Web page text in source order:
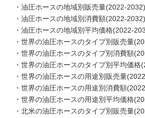
・油圧ホースの地域別販売量(2022-2032)
・油圧ホースの地域別消費額(2022-2032)
・油圧ホースの地域別平均価格(2022-
・世界の油圧ホースのタイプ別販売量
・世界の油圧ホースのタイプ別消費額
・世界の油圧ホースのタイプ別平均価格
・世界の油圧ホースの用途別販売量
・世界の油圧ホースの用途別消費額
・世界の油圧ホースの用途別平均価格
・北米の油圧ホースのタイプ別販売量